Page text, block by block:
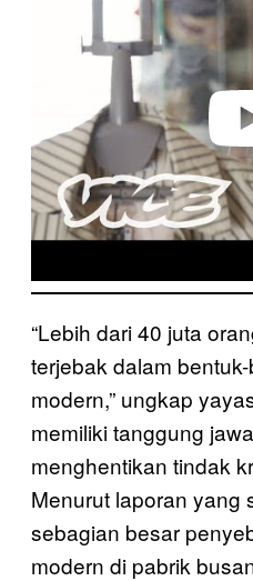
“Lebih dari 40 juta
terjebak dalam
modern,” ungkap
memiliki tanggung
menghentikan tindak
Menurut laporan yang
sebagian besar
modern di pabrik